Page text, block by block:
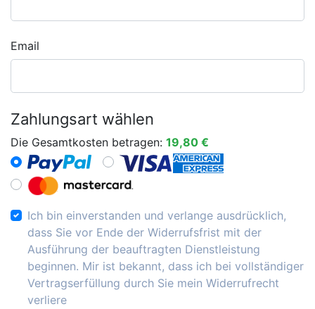
Email
Zahlungsart wählen
Die Gesamtkosten betragen: 19,80 €
Ich bin einverstanden und verlange ausdrücklich,
dass Sie vor Ende der Widerrufsfrist mit der
Ausführung der beauftragten Dienstleistung
beginnen. Mir ist bekannt, dass ich bei vollständiger
Vertragserfüllung durch Sie mein Widerrufrecht
verliere